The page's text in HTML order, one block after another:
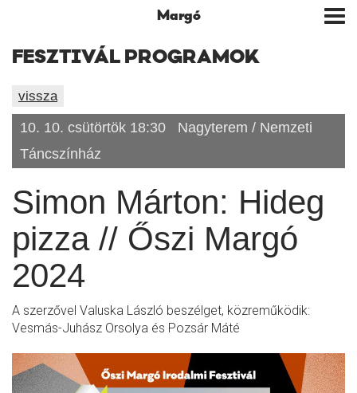
Margó
FESZTIVÁL PROGRAMOK
vissza
10. 10. csütörtök 18:30
Nagyterem / Nemzeti
Táncszínház
Simon Márton: Hideg
pizza // Őszi Margó
2024
A szerzővel Valuska László beszélget, közreműködik:
Vesmás-Juhász Orsolya és Pozsár Máté